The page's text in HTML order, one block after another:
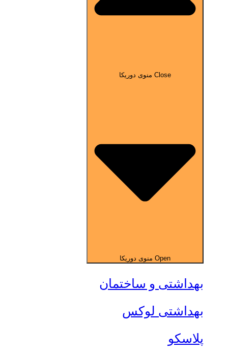
Close منوی دوریکا
Open منوی دوریکا
بهداشتی و ساختمان
بهداشتی لوکس
پلاسکو